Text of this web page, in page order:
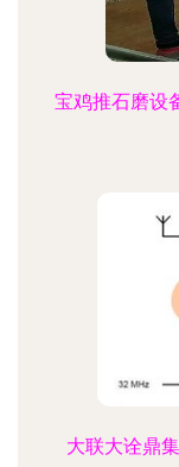
宝鸡推石磨设
大联大诠鼎